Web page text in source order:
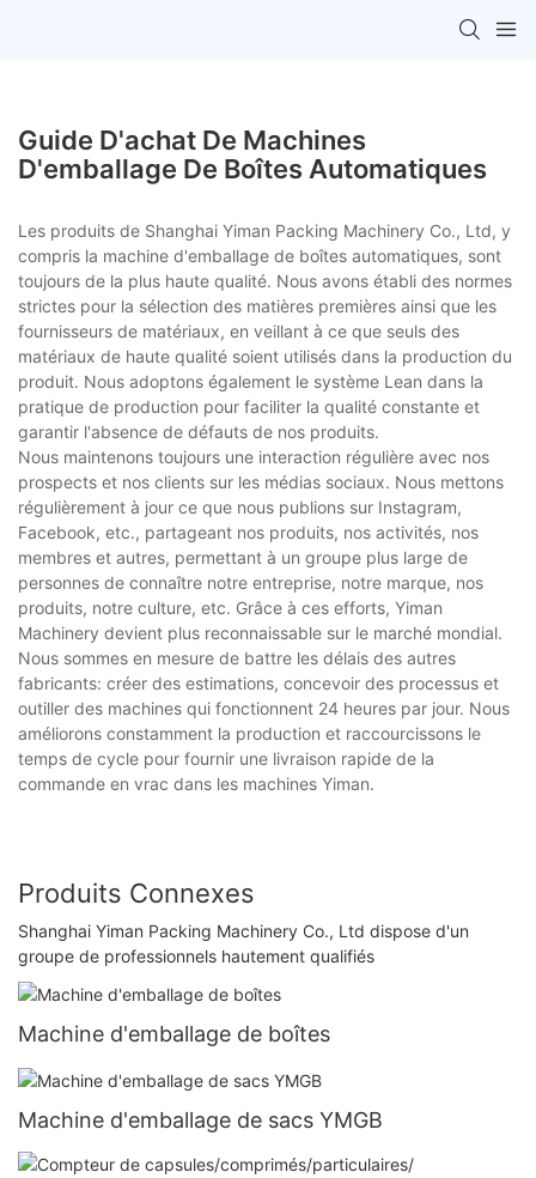
Guide D'achat De Machines
D'emballage De Boîtes Automatiques
Les produits de Shanghai Yiman Packing Machinery Co., Ltd, y
compris la machine d'emballage de boîtes automatiques, sont
toujours de la plus haute qualité. Nous avons établi des normes
strictes pour la sélection des matières premières ainsi que les
fournisseurs de matériaux, en veillant à ce que seuls des
matériaux de haute qualité soient utilisés dans la production du
produit. Nous adoptons également le système Lean dans la
pratique de production pour faciliter la qualité constante et
garantir l'absence de défauts de nos produits.
Nous maintenons toujours une interaction régulière avec nos
prospects et nos clients sur les médias sociaux. Nous mettons
régulièrement à jour ce que nous publions sur Instagram,
Facebook, etc., partageant nos produits, nos activités, nos
membres et autres, permettant à un groupe plus large de
personnes de connaître notre entreprise, notre marque, nos
produits, notre culture, etc. Grâce à ces efforts, Yiman
Machinery devient plus reconnaissable sur le marché mondial.
Nous sommes en mesure de battre les délais des autres
fabricants: créer des estimations, concevoir des processus et
outiller des machines qui fonctionnent 24 heures par jour. Nous
améliorons constamment la production et raccourcissons le
temps de cycle pour fournir une livraison rapide de la
commande en vrac dans les machines Yiman.
Produits Connexes
Shanghai Yiman Packing Machinery Co., Ltd dispose d'un
groupe de professionnels hautement qualifiés
Machine d'emballage de boîtes
Machine d'emballage de sacs YMGB